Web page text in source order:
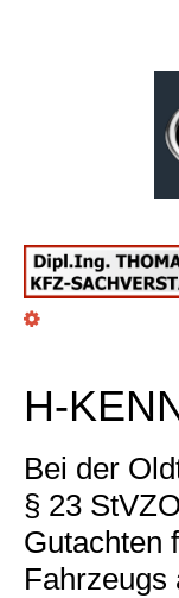
H-
Bei der
§ 23
Gutachten
Fahrzeugs